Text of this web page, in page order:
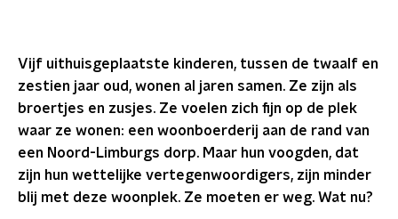
Vijf uithuisgeplaatste kinderen, tussen de twaalf en
zestien jaar oud, wonen al jaren samen. Ze zijn als
broertjes en zusjes. Ze voelen zich fijn op de plek
waar ze wonen: een woonboerderij aan de rand van
een Noord-Limburgs dorp. Maar hun voogden, dat
zijn hun wettelijke vertegenwoordigers, zijn minder
blij met deze woonplek. Ze moeten er weg. Wat nu?